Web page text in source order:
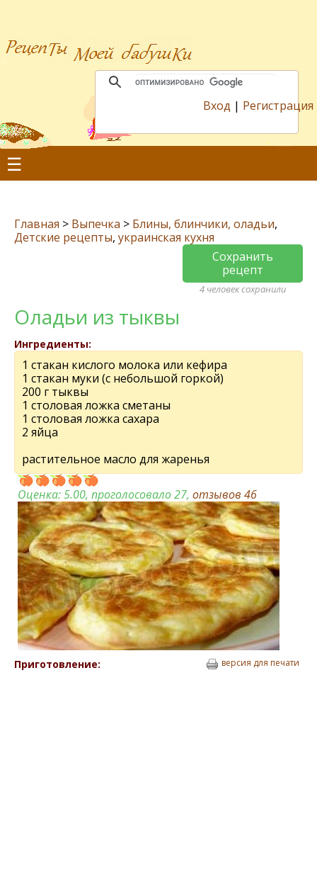
Вход | Регистрация
☰
Главная > Выпечка > Блины, блинчики, оладьи,
Детские рецепты, украинская кухня
Сохранить
рецепт
4 человек сохранили
Оладьи из тыквы
Ингредиенты:
1 стакан кислого молока или кефира
1 стакан муки (с небольшой горкой)
200 г тыквы
1 столовая ложка сметаны
1 столовая ложка сахара
2 яйца
растительное масло для жаренья
Оценка:5.00, проголосовало 27, отзывов 46
Приготовление: версия для печати